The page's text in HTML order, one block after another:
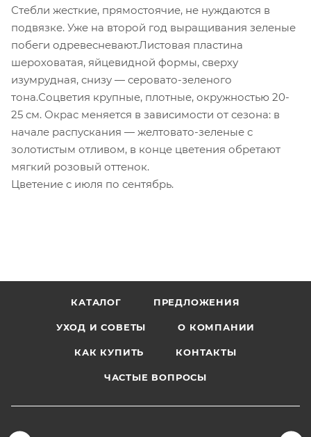
Стебли жесткие, прямостоячие, не нуждаются в
подвязке. Уже на второй год выращивания зеленые
побеги одревесневают.Листовая пластина
шероховатая, яйцевидной формы, сверху
изумрудная, снизу — серовато-зеленого
тона.Соцветия крупные, плотные, окружностью 20-
25 см. Окрас меняется в зависимости от сезона: в
начале распускания — желтовато-зеленые с
золотистым отливом, в конце цветения обретают
мягкий розовый оттенок.
Цветение с июля по сентябрь.
КАТАЛОГ ПРЕДЛОЖЕНИЯ
УХОД И СОВЕТЫ О КОМПАНИИ
КАК КУПИТЬ КОНТАКТЫ
ЧАСТЫЕ ВОПРОСЫ